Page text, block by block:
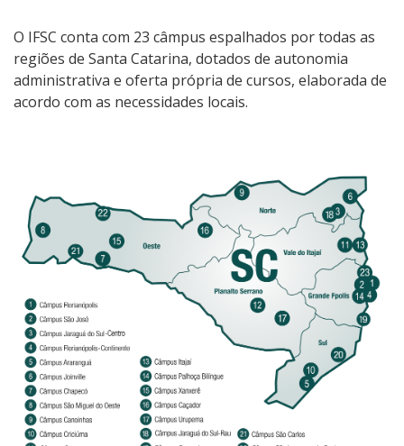
Câmpus Florianópolis
Câmpus Florianópolis-Continente
Câmpus Itajaí
Câmpus Jaraguá do Sul - Centro e Rau
Câmpus Joinville
Câmpus Lages
Câmpus Palhoça Bilíngue
O IFSC conta com 23 câmpus espalhados por todas as
regiões de Santa Catarina, dotados de autonomia
administrativa e oferta própria de cursos, elaborada de
acordo com as necessidades locais.